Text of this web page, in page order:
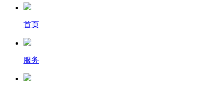
首页
服务